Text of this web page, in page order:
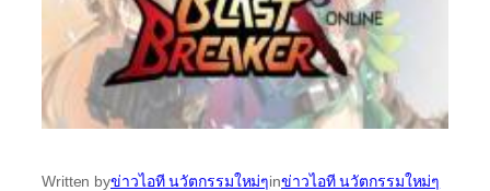
Written byข่าวไอที นวัตกรรมใหม่ๆinข่าวไอที นวัตกรรมใหม่ๆ